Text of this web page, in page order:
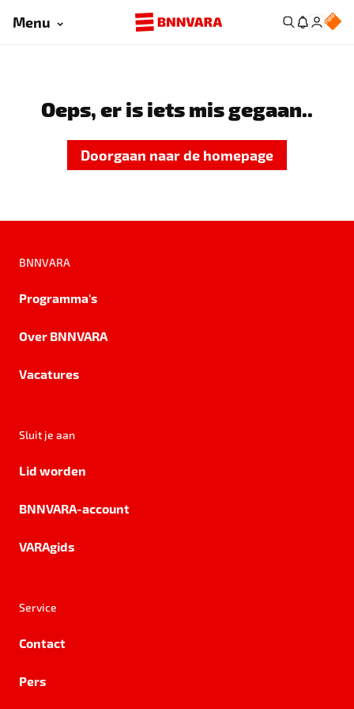
Menu
Oeps, er is iets mis gegaan..
Doorgaan naar de homepage
BNNVARA
Programma's
Over BNNVARA
Vacatures
Sluit je aan
Lid worden
BNNVARA-account
VARAgids
Service
Contact
Pers